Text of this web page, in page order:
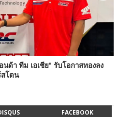
ด้า ทีม เอเชีย" รับโอกาสทองลง
สโตน
FACEBOOK